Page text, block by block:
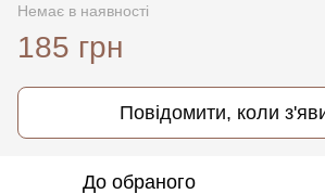
Немає в наявності
185 грн
Повідомити, коли
До обраного